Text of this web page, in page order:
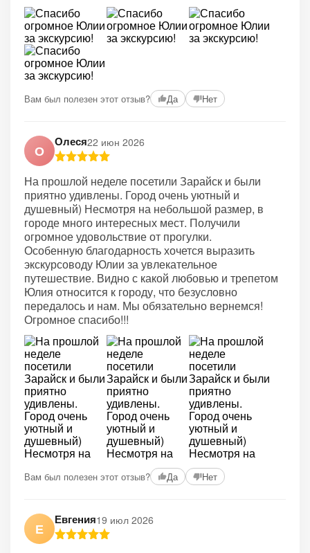
Вам был полезен этот отзыв? Да Нет
О
Олеся22 июн 2026
На прошлой неделе посетили Зарайск и были
приятно удивлены. Город очень уютный и
душевный) Несмотря на небольшой размер, в
городе много интересных мест. Получили
огромное удовольствие от прогулки.
Особенную благодарность хочется выразить
экскурсоводу Юлии за увлекательное
путешествие. Видно с какой любовью и трепетом
Юлия относится к городу, что безусловно
передалось и нам. Мы обязательно вернемся!
Огромное спасибо!!!
Вам был полезен этот отзыв? Да Нет
Е
Евгения19 июл 2026